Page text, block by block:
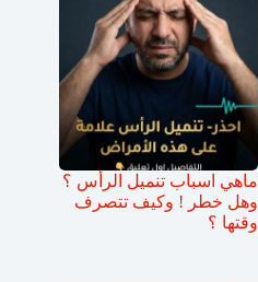
ماهي اسباب تنميل الرأس ؟
وهل خطر ! وكيف تتصرف
وقتها ؟